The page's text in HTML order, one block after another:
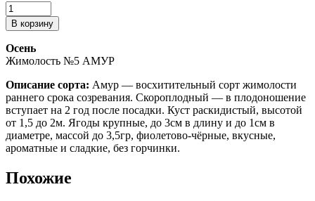
Количество
товара
ЖИМОЛОСТЬ
№5
В корзину
Осень
Жимолость №5 АМУР
Описание сорта: Амур — восхитительный сорт жимолости
раннего срока созревания. Скороплодный — в плодоношение
вступает на 2 год после посадки. Куст раскидистый, высотой
от 1,5 до 2м. Ягоды крупные, до 3см в длину и до 1см в
диаметре, массой до 3,5гр, фиолетово-чёрные, вкусные,
ароматные и сладкие, без горчинки.
Похожие